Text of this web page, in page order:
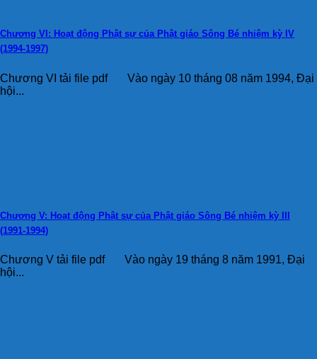
Chương VI: Hoạt động Phật sự của Phật giáo Sông Bé nhiệm kỳ IV
(1994-1997)
Chương VI tải file pdf Vào ngày 10 tháng 08 năm 1994, Đại
hội...
Chương V: Hoạt động Phật sự của Phật giáo Sông Bé nhiệm kỳ III
(1991-1994)
Chương V tải file pdf Vào ngày 19 tháng 8 năm 1991, Đại
hội...